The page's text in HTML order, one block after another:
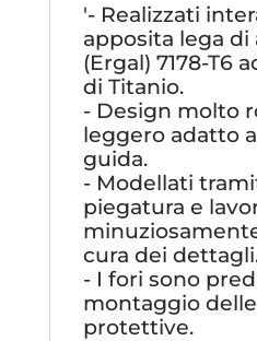
'- Realizzati
apposita lega
(Ergal) 7178-T6
di Titanio.
- Design molto
leggero adatto
guida.
- Modellati
piegatura e
cura dei
- I fori sono
montaggio
protettive.